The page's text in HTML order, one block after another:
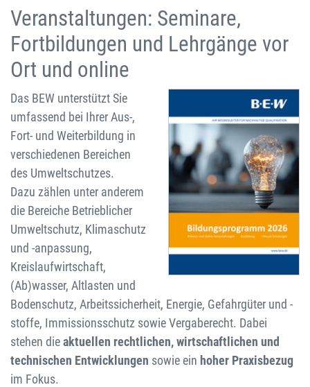
Veranstaltungen: Seminare,
Fortbildungen und Lehrgänge vor
Ort und online
Das BEW unterstützt Sie
umfassend bei Ihrer Aus-,
Fort- und Weiterbildung in
verschiedenen Bereichen
des Umweltschutzes.
Dazu zählen unter anderem
die Bereiche Betrieblicher
Umweltschutz, Klimaschutz
und -anpassung,
Kreislaufwirtschaft,
(Ab)wasser, Altlasten und
Bodenschutz, Arbeitssicherheit, Energie, Gefahrgüter und -
stoffe, Immissionsschutz sowie Vergaberecht. Dabei
stehen dieaktuellen rechtlichen, wirtschaftlichen und
technischen Entwicklungen sowie ein hoher Praxisbezug
im Fokus.